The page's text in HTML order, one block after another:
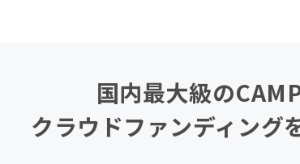
国内最大級の
クラウドファンディング